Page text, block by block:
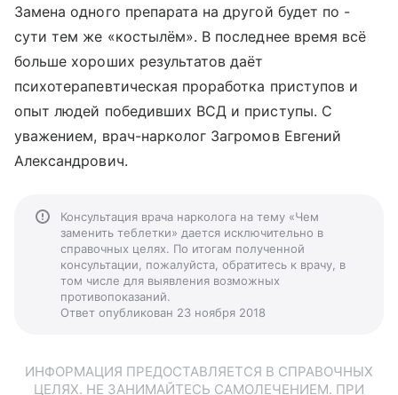
Замена одного препарата на другой будет по -
сути тем же «костылём». В последнее время всё
больше хороших результатов даёт
психотерапевтическая проработка приступов и
опыт людей победивших ВСД и приступы. С
уважением, врач-нарколог Загромов Евгений
Александрович.
Консультация врача нарколога на тему «Чем
заменить теблетки» дается исключительно в
справочных целях. По итогам полученной
консультации, пожалуйста, обратитесь к врачу, в
том числе для выявления возможных
противопоказаний.
Ответ опубликован 23 ноября 2018
ИНФОРМАЦИЯ ПРЕДОСТАВЛЯЕТСЯ В СПРАВОЧНЫХ
ЦЕЛЯХ. НЕ ЗАНИМАЙТЕСЬ САМОЛЕЧЕНИЕМ. ПРИ